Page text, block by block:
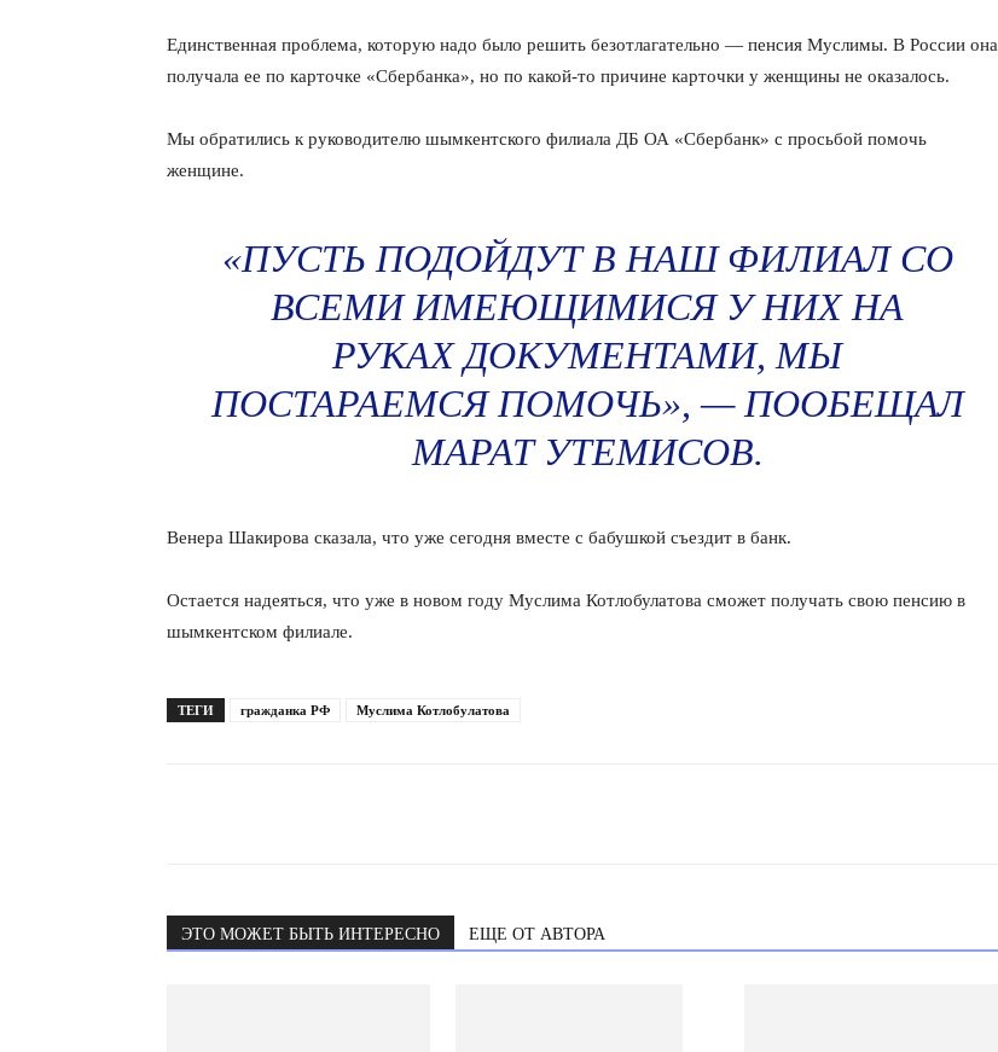
Единственная проблема, которую надо было решить безотлагательно — пенсия Муслимы. В России она
получала ее по карточке «Сбербанка», но по какой-то причине карточки у женщины не оказалось.
Мы обратились к руководителю шымкентского филиала ДБ ОА «Сбербанк» с просьбой помочь
женщине.
«ПУСТЬ ПОДОЙДУТ В НАШ ФИЛИАЛ СО
ВСЕМИ ИМЕЮЩИМИСЯ У НИХ НА
РУКАХ ДОКУМЕНТАМИ, МЫ
ПОСТАРАЕМСЯ ПОМОЧЬ», — ПООБЕЩАЛ
МАРАТ УТЕМИСОВ.
Венера Шакирова сказала, что уже сегодня вместе с бабушкой съездит в банк.
Остается надеяться, что уже в новом году Муслима Котлобулатова сможет получать свою пенсию в
шымкентском филиале.
ТЕГИ гражданка РФ Муслима Котлобулатова
ЭТО МОЖЕТ БЫТЬ ИНТЕРЕСНО ЕЩЕ ОТ АВТОРА